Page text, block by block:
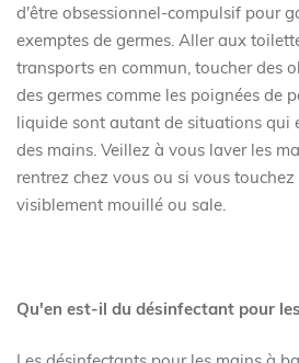
d'être obsessionnel-compulsif pour
exemptes de germes. Aller aux
transports en commun, toucher des
des germes comme les poignées de
liquide sont autant de situations qui
des mains. Veillez à vous laver les
rentrez chez vous ou si vous
visiblement mouillé ou sale.
Qu'en est-il du désinfectant pour